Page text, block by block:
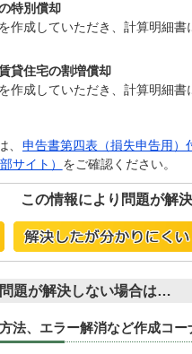
特別償却
作成していただき、計算明細
貸住宅の割増償却
作成していただき、計算明細
申告書第四表（損失申告用）
サイト） をご確認ください。
この情報により問題が解
題が解決しない場合は…
法、エラー解消など作成コ